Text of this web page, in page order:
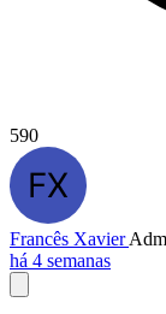
590
Francês Xavier
há 4 semanas